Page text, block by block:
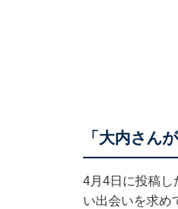
「大内さん
4月4日に投稿し
い出会いを求め